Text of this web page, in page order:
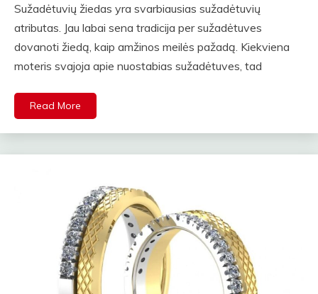
Sužadėtuvių žiedas yra svarbiausias sužadėtuvių
atributas. Jau labai sena tradicija per sužadėtuves
dovanoti žiedą, kaip amžinos meilės pažadą. Kiekviena
moteris svajoja apie nuostabias sužadėtuves, tad
Read More